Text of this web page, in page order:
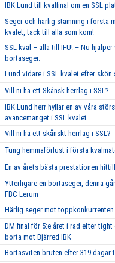
IBK Lund till kvalfinal om en SSL
Seger och härlig stämning i första
kvalet, tack till alla som kom!
SSL kval – alla till IFU! – Nu
bortaseger.
Lund vidare i SSL kvalet efter skön
Vill ni ha ett Skånsk herrlag i SSL?
IBK Lund herr hyllar en av våra
avancemanget i SSL kvalet.
Vill ni ha ett skånskt herrlag i SSL?
Tung hemmaförlust i första
En av årets bästa prestationen
Ytterligare en bortaseger, denna
FBC Lerum
Härlig seger mot toppkonkurrenten
DM final för 5:e året i rad efter
borta mot Bjärred IBK
Bortasviten bruten efter 319 dagar